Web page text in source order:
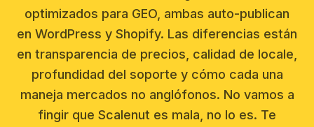
optimizados para GEO, ambas auto-publican
en WordPress y Shopify. Las diferencias están
en transparencia de precios, calidad de locale,
profundidad del soporte y cómo cada una
maneja mercados no anglófonos. No vamos a
fingir que Scalenut es mala, no lo es. Te